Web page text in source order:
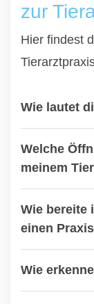
zur
Hier findest
Wie lautet
Welche
meinem
Wie bereite
einen
Wie